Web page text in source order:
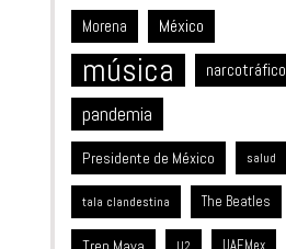
Morena México
música narcotráfico
pandemia
Presidente de México salud
tala clandestina The Beatles
U2